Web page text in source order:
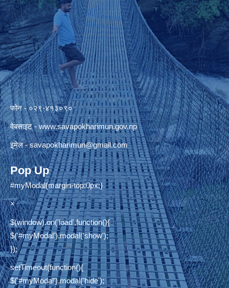
फोन - ०२९-४१३०९०
वेबसाइट -www.savapokharimun.gov.np
इमेल -savapokharimun@gmail.com
Pop Up
#myModal{margin-top:0px;}
×
$(window).on('load',function(){
$('#myModal').modal('show');
});
setTimeout(function(){
$('#myModal').modal('hide');